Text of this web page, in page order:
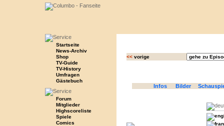
Startseite
News-Archiv
Shop
TV-Guide
TV-History
Umfragen
Gästebuch
Forum
Mitglieder
Highscoreliste
Spiele
Comics
<<vorige
Infos Bilder